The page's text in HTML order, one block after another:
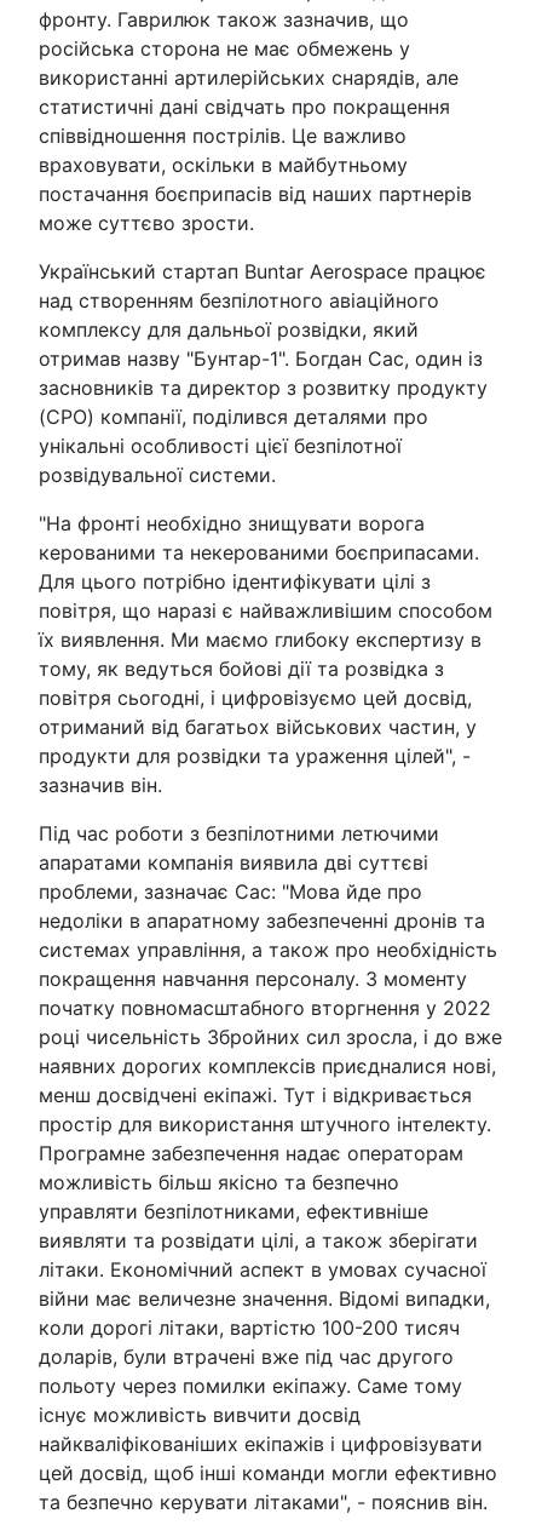
фронту. Гаврилюк також зазначив, що
російська сторона не має обмежень у
використанні артилерійських снарядів, але
статистичні дані свідчать про покращення
співвідношення пострілів. Це важливо
враховувати, оскільки в майбутньому
постачання боєприпасів від наших партнерів
може суттєво зрости.
Український стартап Buntar Aerospace працює
над створенням безпілотного авіаційного
комплексу для дальньої розвідки, який
отримав назву "Бунтар-1". Богдан Сас, один із
засновників та директор з розвитку продукту
(CPO) компанії, поділився деталями про
унікальні особливості цієї безпілотної
розвідувальної системи.
"На фронті необхідно знищувати ворога
керованими та некерованими боєприпасами.
Для цього потрібно ідентифікувати цілі з
повітря, що наразі є найважливішим способом
їх виявлення. Ми маємо глибоку експертизу в
тому, як ведуться бойові дії та розвідка з
повітря сьогодні, і цифровізуємо цей досвід,
отриманий від багатьох військових частин, у
продукти для розвідки та ураження цілей", -
зазначив він.
Під час роботи з безпілотними летючими
апаратами компанія виявила дві суттєві
проблеми, зазначає Сас: "Мова йде про
недоліки в апаратному забезпеченні дронів та
системах управління, а також про необхідність
покращення навчання персоналу. З моменту
початку повномасштабного вторгнення у 2022
році чисельність Збройних сил зросла, і до вже
наявних дорогих комплексів приєдналися нові,
менш досвідчені екіпажі. Тут і відкривається
простір для використання штучного інтелекту.
Програмне забезпечення надає операторам
можливість більш якісно та безпечно
управляти безпілотниками, ефективніше
виявляти та розвідати цілі, а також зберігати
літаки. Економічний аспект в умовах сучасної
війни має величезне значення. Відомі випадки,
коли дорогі літаки, вартістю 100-200 тисяч
доларів, були втрачені вже під час другого
польоту через помилки екіпажу. Саме тому
існує можливість вивчити досвід
найкваліфікованіших екіпажів і цифровізувати
цей досвід, щоб інші команди могли ефективно
та безпечно керувати літаками", - пояснив він.